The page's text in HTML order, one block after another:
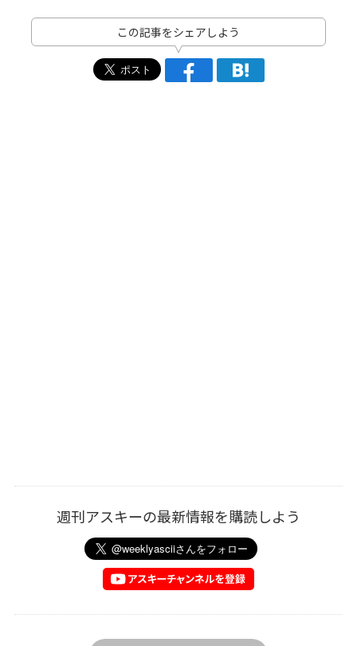
この記事をシェアしよう
週刊アスキーの最新情報を購読しよう